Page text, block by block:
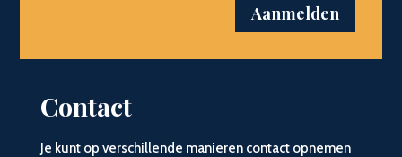
Aanmelden
Contact
Je kunt op verschillende manieren contact opnemen